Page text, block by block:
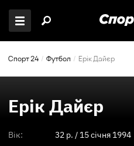
Спорт 24 Футбол Ерік Дайєр
Ерік Дайєр
Вік: 32 p. / 15 січня 1994